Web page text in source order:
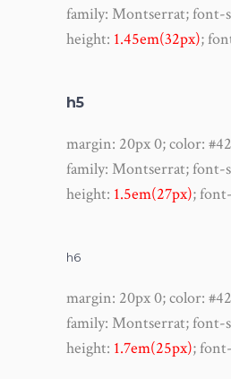
family: Montserrat;font-
height: 1.45em(32px);
h5
margin: 20px 0;color:
family: Montserrat;font-
height: 1.5em(27px);
h6
margin: 20px 0;color:
family: Montserrat;font-
height: 1.7em(25px);